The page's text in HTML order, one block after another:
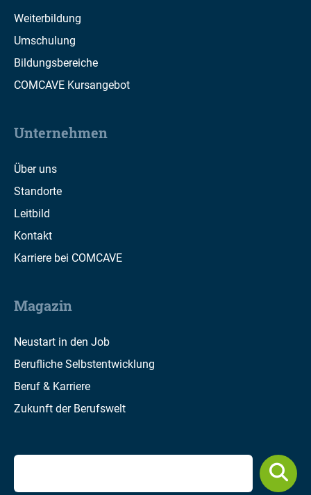
Weiterbildung
Umschulung
Bildungsbereiche
COMCAVE Kursangebot
Unternehmen
Über uns
Standorte
Leitbild
Kontakt
Karriere bei COMCAVE
Magazin
Neustart in den Job
Berufliche Selbstentwicklung
Beruf & Karriere
Zukunft der Berufswelt